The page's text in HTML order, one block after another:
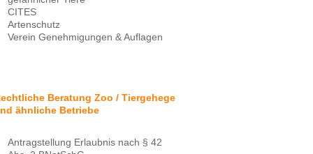
CITES
Artenschutz
Verein Genehmigungen & Auflagen
Beratung Zoo / Tiergehege
ähnliche Betriebe
Antragstellung Erlaubnis nach § 42